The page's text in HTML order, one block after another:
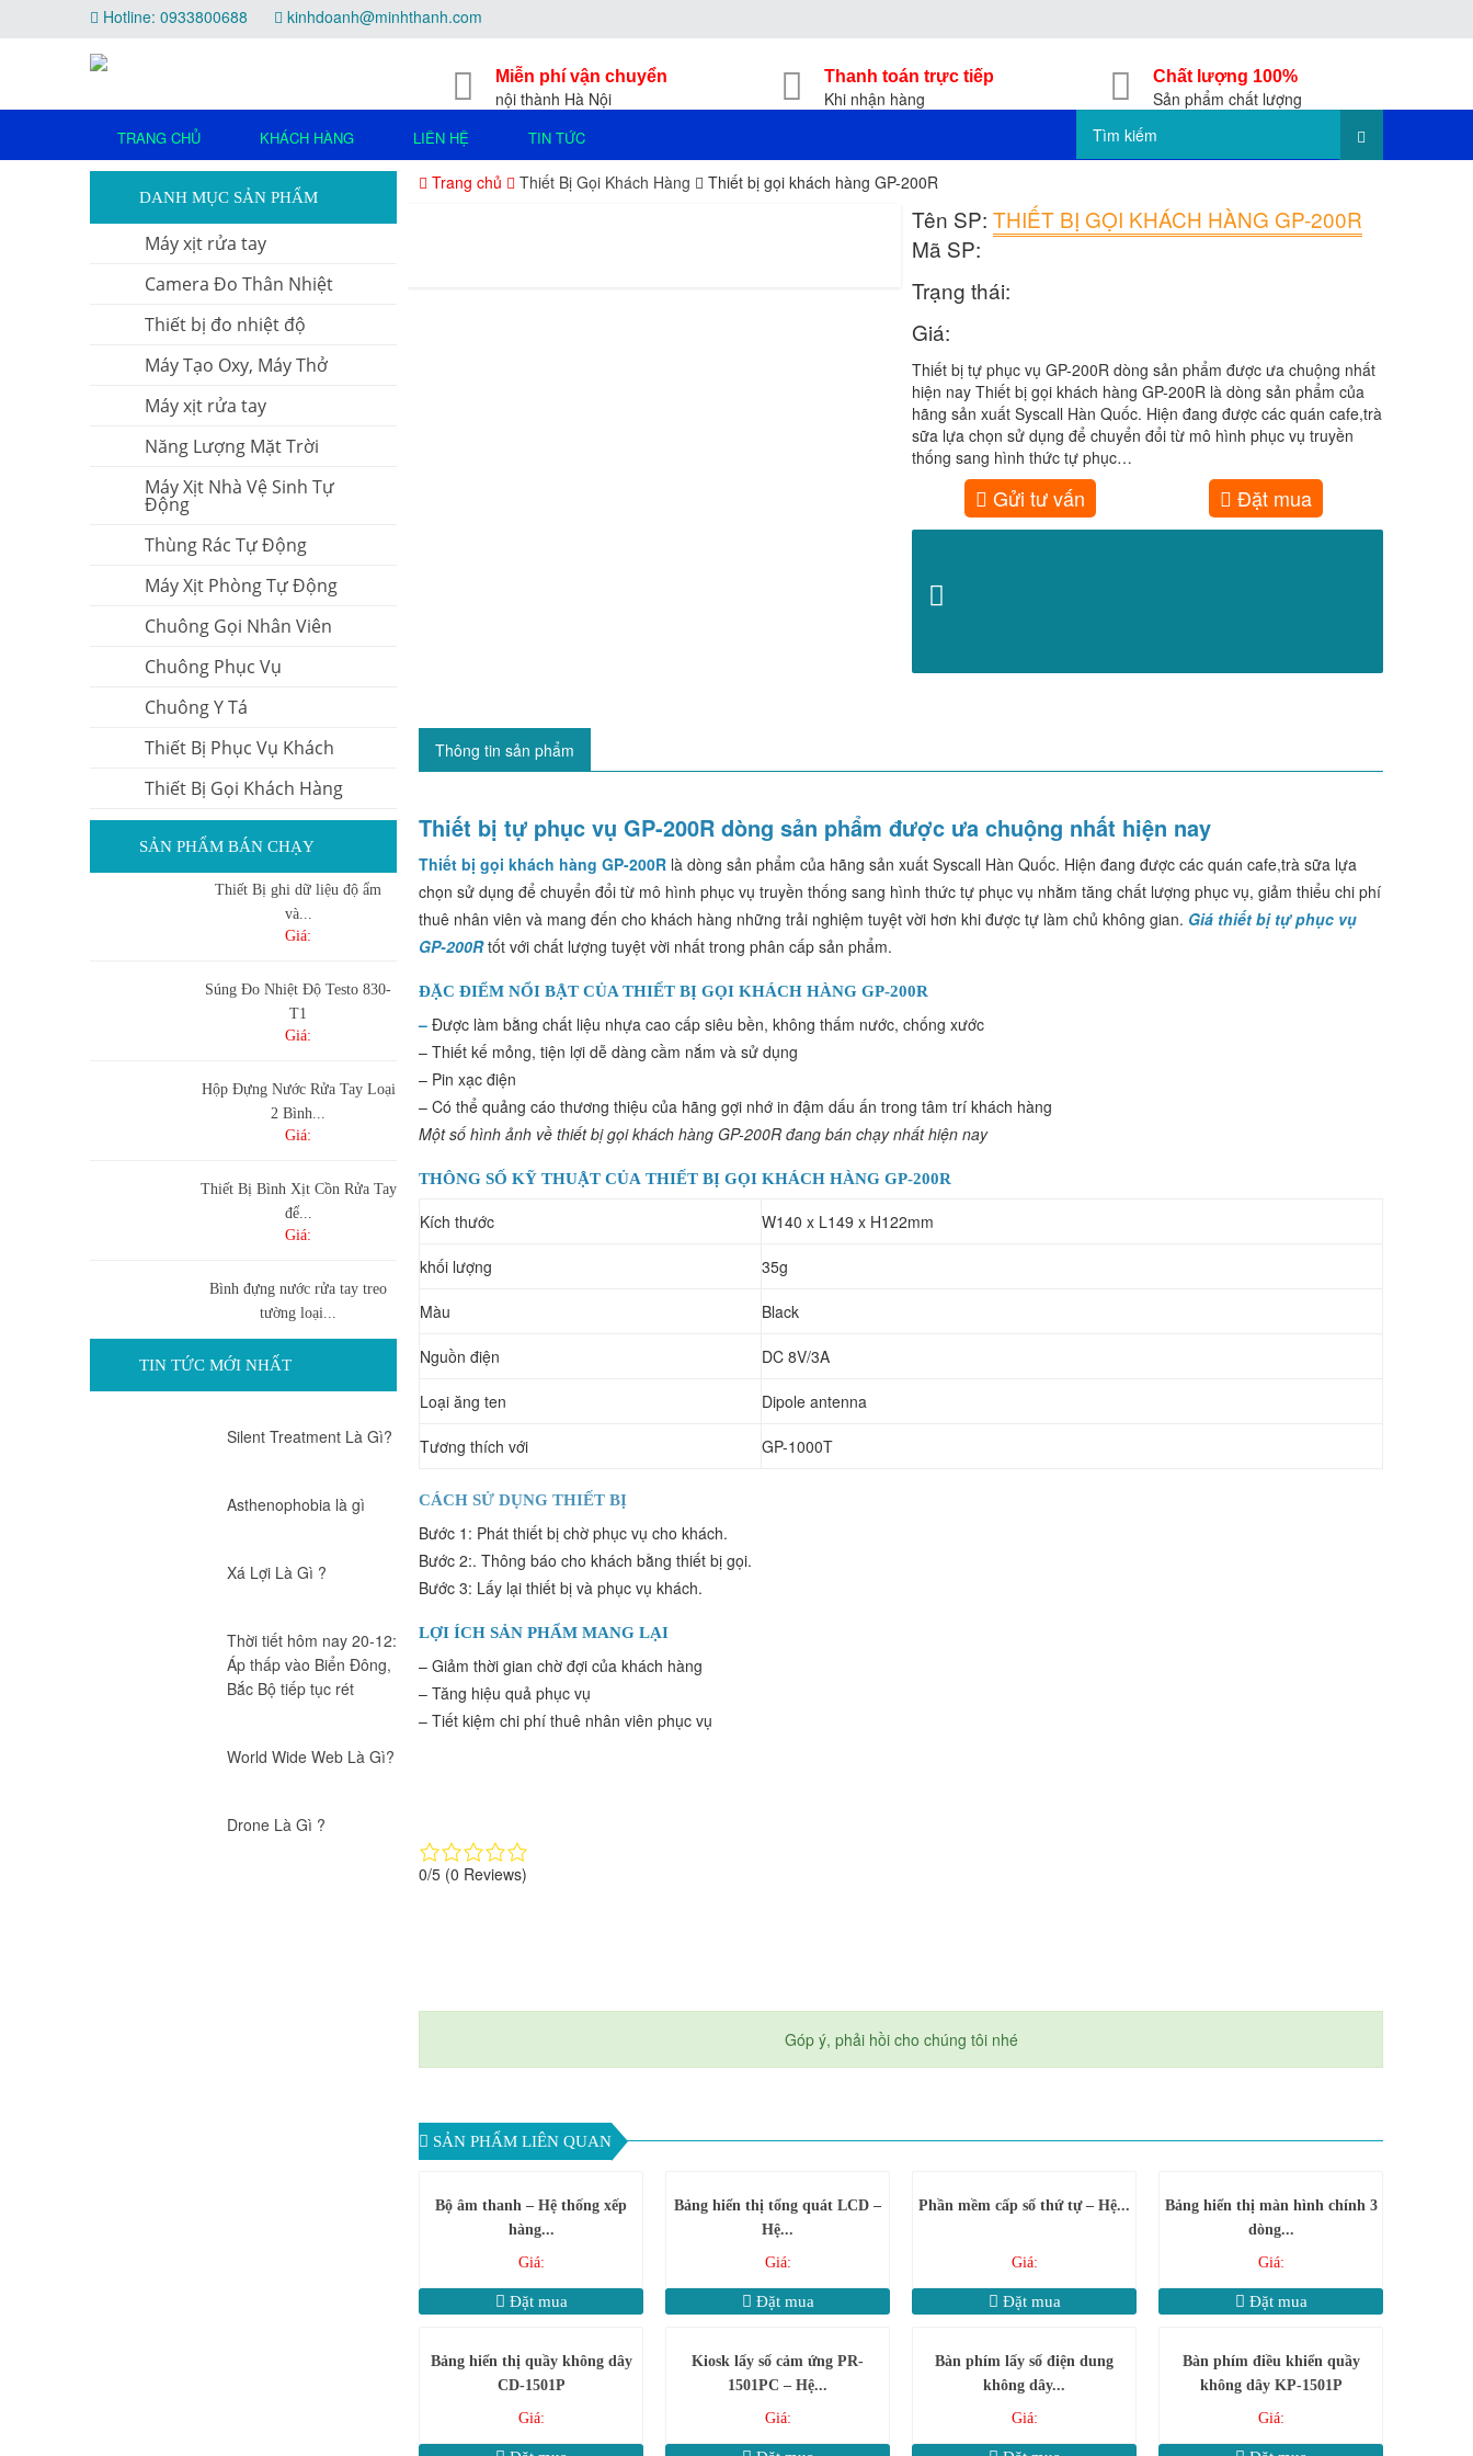
Hotline: 0933800688 kinhdoanh@minhthanh.com
Miễn phí vận chuyển
nội thành Hà Nội
Thanh toán trực tiếp
Khi nhận hàng
Chất lượng 100%
Sản phẩm chất lượng
TRANG CHỦ KHÁCH HÀNG LIÊN HỆ TIN TỨC
Trang chủ Thiết Bị Gọi Khách Hàng Thiết bị gọi khách hàng GP-200R
Tên SP: THIẾT BỊ GỌI KHÁCH HÀNG GP-200R
Mã SP:
Trạng thái:
Giá:
Thiết bị tự phục vụ GP-200R dòng sản phẩm được ưa chuộng nhất
hiện nay Thiết bị gọi khách hàng GP-200R là dòng sản phẩm của
hãng sản xuất Syscall Hàn Quốc. Hiện đang được các quán cafe,trà
sữa lựa chọn sử dụng để chuyển đổi từ mô hình phục vụ truyền
thống sang hình thức tự phục…
Gửi tư vấn Đặt mua
Thông tin sản phẩm
Thiết bị tự phục vụ GP-200R dòng sản phẩm được ưa chuộng nhất hiện nay
Thiết bị gọi khách hàng GP-200R là dòng sản phẩm của hãng sản xuất Syscall Hàn Quốc. Hiện đang được các quán cafe,trà sữa lựa
chọn sử dụng để chuyển đổi từ mô hình phục vụ truyền thống sang hình thức tự phục vụ nhằm tăng chất lượng phục vụ, giảm thiểu chi phí
thuê nhân viên và mang đến cho khách hàng những trải nghiệm tuyệt vời hơn khi được tự làm chủ không gian. Giá thiết bị tự phục vụ
GP-200Rtốt với chất lượng tuyệt vời nhất trong phân cấp sản phẩm.
ĐẶC ĐIỂM NỔI BẬT CỦA THIẾT BỊ GỌI KHÁCH HÀNG GP-200R
– Được làm bằng chất liệu nhựa cao cấp siêu bền, không thấm nước, chống xước
– Thiết kế mỏng, tiện lợi dễ dàng cầm nắm và sử dụng
– Pin xạc điện
– Có thể quảng cáo thương thiệu của hãng gợi nhớ in đậm dấu ấn trong tâm trí khách hàng
Một số hình ảnh về thiết bị gọi khách hàng GP-200R đang bán chạy nhất hiện nay
THÔNG SỐ KỸ THUẬT CỦA THIẾT BỊ GỌI KHÁCH HÀNG GP-200R
Kích thước W140 x L149 x H122mm
khối lượng 35g
Màu Black
Nguồn điện DC 8V/3A
Loại ăng ten Dipole antenna
Tương thích với GP-1000T
CÁCH SỬ DỤNG THIẾT BỊ
Bước 1: Phát thiết bị chờ phục vụ cho khách.
Bước 2:. Thông báo cho khách bằng thiết bị gọi.
Bước 3: Lấy lại thiết bị và phục vụ khách.
LỢI ÍCH SẢN PHẨM MANG LẠI
– Giảm thời gian chờ đợi của khách hàng
– Tăng hiệu quả phục vụ
– Tiết kiệm chi phí thuê nhân viên phục vụ
0/5 (0 Reviews)
Góp ý, phải hồi cho chúng tôi nhé
SẢN PHẨM LIÊN QUAN
Bộ âm thanh – Hệ thống xếp
hàng...
Giá:
Đặt mua
Bảng hiển thị tổng quát LCD –
Hệ...
Giá:
Đặt mua
Phần mềm cấp số thứ tự – Hệ...
Giá:
Đặt mua
Bảng hiển thị màn hình chính 3
dòng...
Giá:
Đặt mua
Bảng hiển thị quầy không dây
CD-1501P
Giá:
Kiosk lấy số cảm ứng PR-
1501PC – Hệ...
Giá:
Bàn phím lấy số điện dung
không dây...
Giá:
Bàn phím điều khiển quầy
không dây KP-1501P
Giá:
DANH MỤC SẢN PHẨM
Máy xịt rửa tay
Camera Đo Thân Nhiệt
Thiết bị đo nhiệt độ
Máy Tạo Oxy, Máy Thở
Máy xịt rửa tay
Năng Lượng Mặt Trời
Máy Xịt Nhà Vệ Sinh Tự
Động
Thùng Rác Tự Động
Máy Xịt Phòng Tự Động
Chuông Gọi Nhân Viên
Chuông Phục Vụ
Chuông Y Tá
Thiết Bị Phục Vụ Khách
Thiết Bị Gọi Khách Hàng
SẢN PHẨM BÁN CHẠY
Thiết Bị ghi dữ liệu độ ẩm
và...
Giá:
Súng Đo Nhiệt Độ Testo 830-
T1
Giá:
Hộp Đựng Nước Rửa Tay Loại
2 Bình...
Giá:
Thiết Bị Bình Xịt Cồn Rửa Tay
để...
Giá:
Bình đựng nước rửa tay treo
tường loại...
Giá:
Bình đựng nước rửa tay cảm
Giá:
Giá:
TIN TỨC MỚI NHẤT
Silent Treatment Là Gì?
Asthenophobia là gì
Xá Lợi Là Gì ?
Thời tiết hôm nay 20-12:
Áp thấp vào Biển Đông,
Bắc Bộ tiếp tục rét
World Wide Web Là Gì?
Drone Là Gì ?